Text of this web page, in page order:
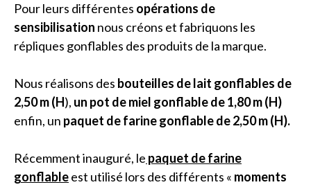
Pour leurs différentes opérations de
sensibilisation nous créons et fabriquons les
répliques gonflables des produits de la marque.
Nous réalisons des bouteilles de lait gonflables de
2,50 m (H), un pot de miel gonflable de 1,80 m (H)
enfin, un paquet de farine gonflable de2,50 m (H).
Récemment inauguré, le paquet de farine
gonflableest utilisé lors des différents « moments